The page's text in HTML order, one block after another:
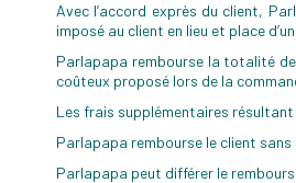
Avec l’accord exprès du client,
imposé au client en lieu et place
Parlapapa rembourse la totalité
coûteux proposé lors de la
Les frais supplémentaires résultant
Parlapapa rembourse le client
Parlapapa peut différer le